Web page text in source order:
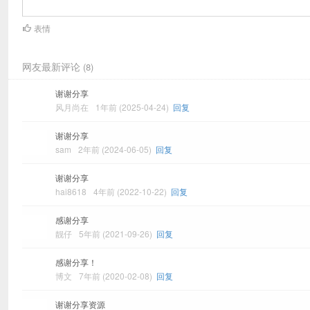
表情
网友最新评论 (8)
谢谢分享
风月尚在
1年前 (2025-04-24) 回复
谢谢分享
sam
2年前 (2024-06-05) 回复
谢谢分享
hai8618
4年前 (2022-10-22) 回复
感谢分享
靓仔
5年前 (2021-09-26) 回复
感谢分享！
博文
7年前 (2020-02-08) 回复
谢谢分享资源